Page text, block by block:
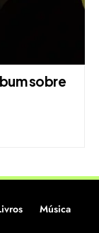
sobre
Música